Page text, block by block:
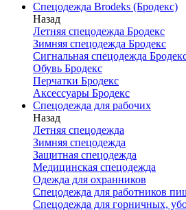
Спецодежда Brodeks (Бродекс)
Назад
Летняя спецодежда Бродекс
Зимняя спецодежда Бродекс
Сигнальная спецодежда
Обувь Бродекс
Перчатки Бродекс
Аксессуары Бродекс
Спецодежда для рабочих
Назад
Летняя спецодежда
Зимняя спецодежда
Защитная спецодежда
Медицинская спецодежда
Одежда для охранников
Спецодежда для работников
Спецодежда для горничных,